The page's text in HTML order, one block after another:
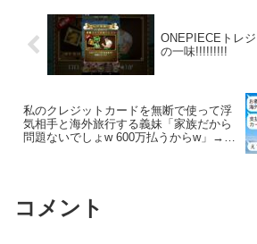
ONEPIECEトレ
の一味!!!!!!!!!
私のクレジットカードを無断で使って浮
気相手と海外旅行する義妹「家族だから
問題ないでしょw 600万払うからw」→私
コメント